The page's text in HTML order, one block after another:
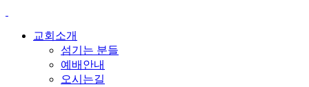
교회소개
섬기는 분들
예배안내
오시는길